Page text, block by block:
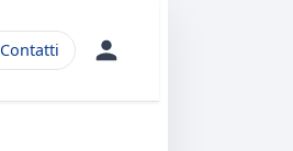
Contatti